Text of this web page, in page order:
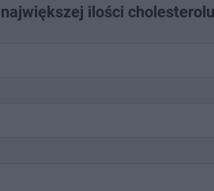
ilości